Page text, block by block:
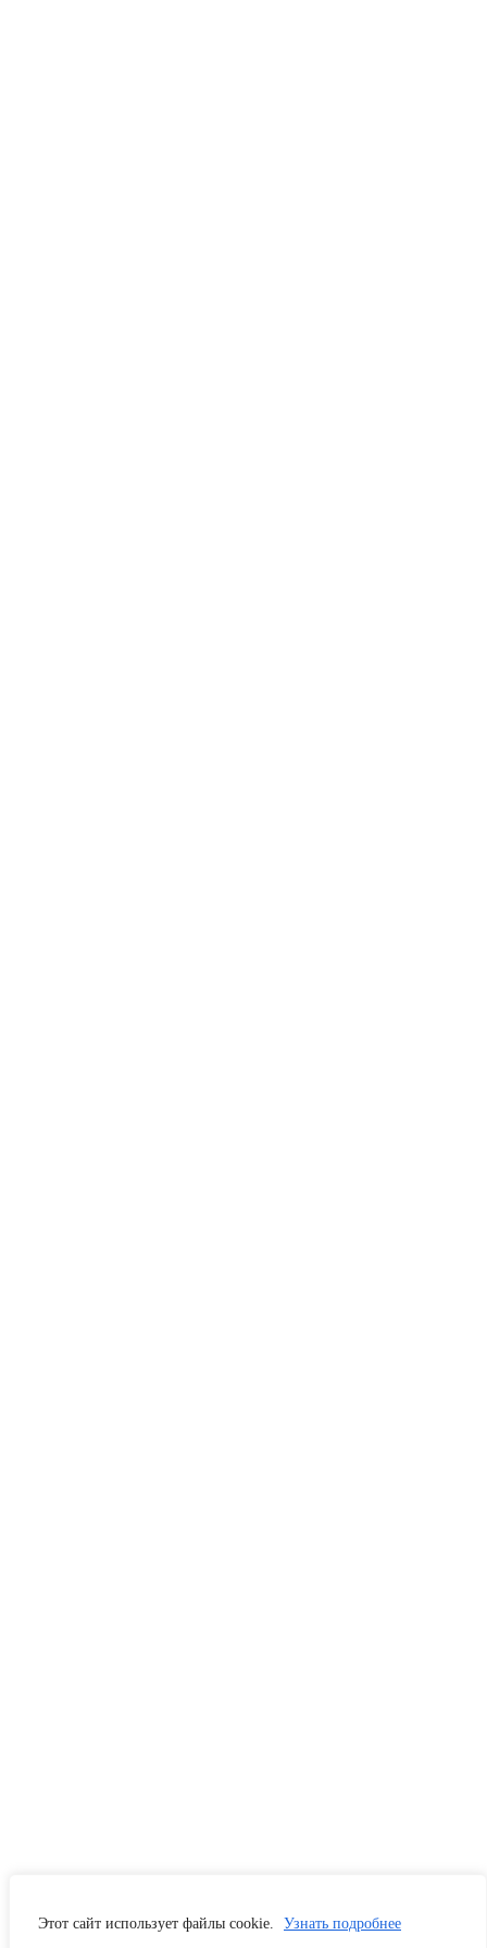
Этот сайт использует файлы cookie. Узнать подробнее